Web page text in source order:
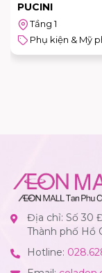
PUCINI
Tầng 1
Phụ kiện & Mỹ
Địa chỉ: Số 30
Thành phố Hồ
Hotline: